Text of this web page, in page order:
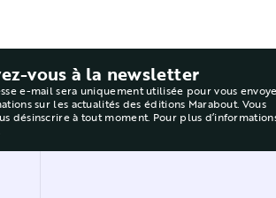
vous à la newsletter
e-mail sera uniquement utilisée pour vous
sur les actualités des éditions Marabout. Vous
désinscrire à tout moment. Pour plus